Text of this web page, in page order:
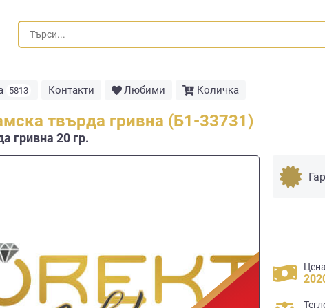
5813 Контакти Любими Количка
твърда гривна (Б1-33731)
гривнa 20 гр.
Цена